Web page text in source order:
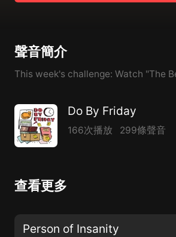
聲音簡介
This week's challenge: Watch "The
Do By Friday
166次播放 299條聲音
查看更多
Person of Insanity